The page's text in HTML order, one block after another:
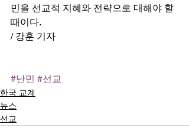
민을 선교적 지혜와 전략으로 대해야 할
때이다.
/ 강훈 기자
#난민 #선교
한국 교계
뉴스
선교